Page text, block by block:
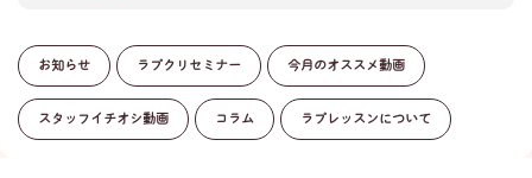
お知らせ ラプクリセミナー 今月のオススメ動画
スタッフイチオシ動画 コラム ラプレッスンについて